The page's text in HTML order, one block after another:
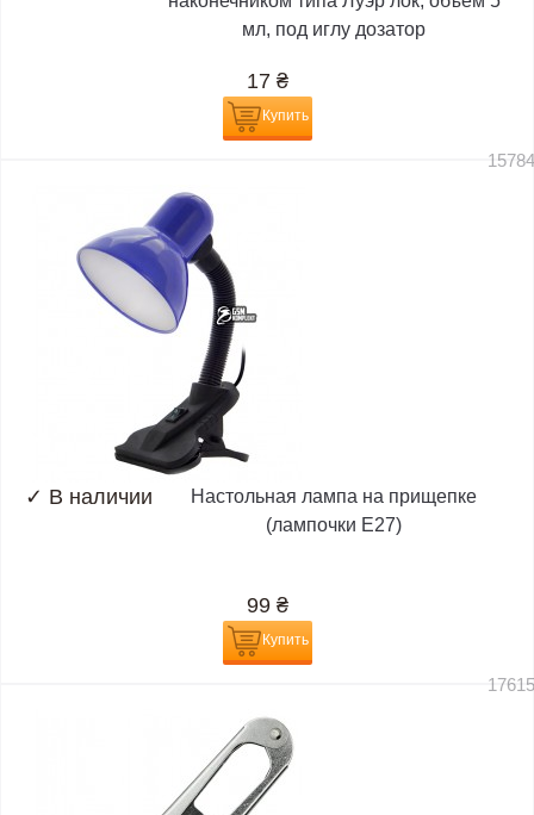
мл, под иглу дозатор
17 ₴
Купить
✓ В наличии
Настольная лампа на прищепке
(лампочки E27)
99 ₴
Купить